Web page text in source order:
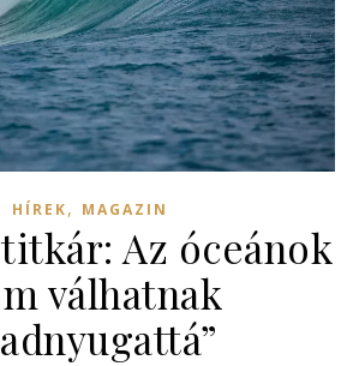
HÍREK, MAGAZIN
Az óceánok
válhatnak